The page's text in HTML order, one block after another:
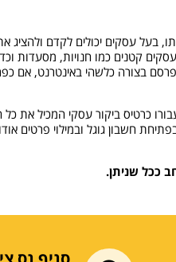
בעל עסקים יכולים לקדם
קטנים כמו חנויות, מסעדות
בצורה כלשהי באינטרנט, אם
כרטיס ביקור עסקי המכיל את
חשבון גוגל ובמילוי פרטים
ככל שניתן.